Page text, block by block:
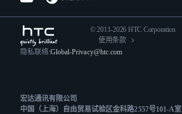
© 2011-2026 HTC Corporation
使用条款
隐私联络:Global-Privacy@htc.com
宏达通讯有限公司
中国（上海）自由贸易试验区金科路2557号101-A室